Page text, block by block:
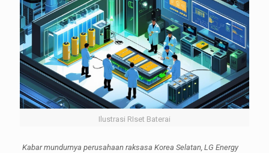
Ilustrasi RIset Baterai
Kabar mundurnya perusahaan raksasa Korea Selatan, LG Energy